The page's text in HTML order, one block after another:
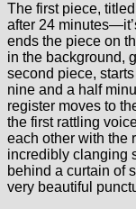
The first piece,
after 24
ends the piece on
in the background,
second piece,
nine and a half
register moves to
the first rattling
each other with the
incredibly clanging
behind a curtain of
very beautiful